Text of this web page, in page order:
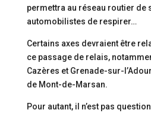
permettra au réseau routier de
automobilistes de respirer…
Certains axes devraient être
ce passage de relais,
Cazères et Grenade-sur-
de Mont-de-Marsan.
Pour autant, il n’est pas